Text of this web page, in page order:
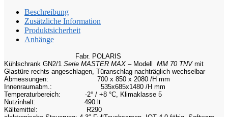
Beschreibung
Zusätzliche Information
Produktsicherheit
Anhänge
Fabr. POLARIS
Kühlschrank GN2/1 Serie MASTER MAX – Modell MM 70 TNVmit
Glastüre rechts angeschlagen, Türanschlag nachträglich wechselbar
Abmessungen:
700 x 850 x 2080 /H mm
Innenraumabm.:
535x685x1480 /H mm
Temperaturbereich:
-2° / +8 °C, Klimaklasse 5
Nutzinhalt:
490 lt
Kältemittel:
R290